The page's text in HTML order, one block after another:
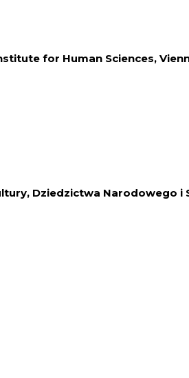
for Human Sciences,
Dziedzictwa Narodowego